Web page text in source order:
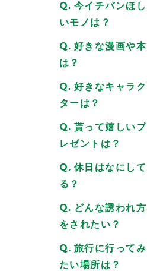
今イチバンほし
いモノは？
好きな漫画や本
は？
好きなキャラク
ターは？
貰って嬉しいプ
レゼントは？
休日はなにして
る？
どんな誘われ方
をされたい？
旅行に行ってみ
たい場所は？